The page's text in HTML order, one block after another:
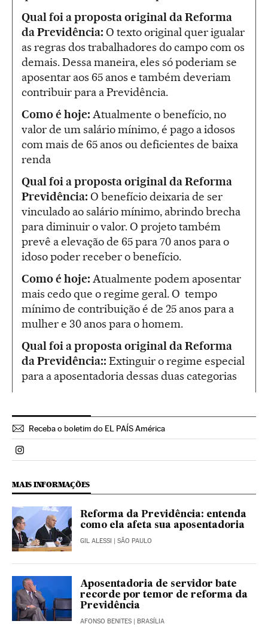
Qual foi a proposta original da Reforma
da Previdência: O texto original quer igualar
as regras dos trabalhadores do campo com os
demais. Dessa maneira, eles só poderiam se
aposentar aos 65 anos e também deveriam
contribuir para a Previdência.
Como é hoje: Atualmente o benefício, no
valor de um salário mínimo, é pago a idosos
com mais de 65 anos ou deficientes de baixa
renda
Qual foi a proposta original da Reforma
Previdência: O benefício deixaria de ser
vinculado ao salário mínimo, abrindo brecha
para diminuir o valor. O projeto também
prevê a elevação de 65 para 70 anos para o
idoso poder receber o benefício.
Como é hoje: Atualmente podem aposentar
mais cedo que o regime geral. O tempo
mínimo de contribuição é de 25 anos para a
mulher e 30 anos para o homem.
Qual foi a proposta original da Reforma
daPrevidência:: Extinguir o regime especial
para a aposentadoria dessas duas categorias
Receba o boletim do EL PAÍS América
Politica El País Brasil en Instagram
MAIS INFORMAÇÕES
Reforma da Previdência: entenda
como ela afeta sua aposentadoria
GIL ALESSI | SÃO PAULO
Aposentadoria de servidor bate
recorde por temor de reforma da
Previdência
AFONSO BENITES | BRASÍLIA